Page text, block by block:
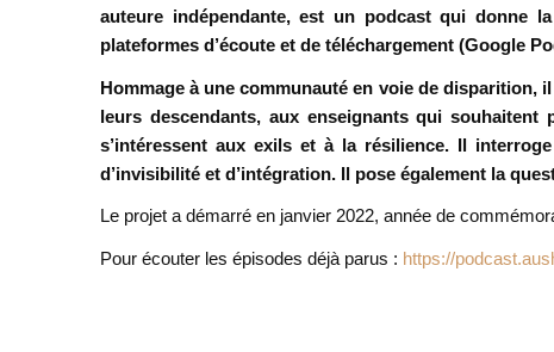
auteure indépendante, est un podcast qui donne
plateformes d’écoute et de téléchargement (Google
Hommage à une communauté en voie de disparition,
leurs descendants, aux enseignants qui
s’intéressent aux exils et à la résilience. Il
d’invisibilité et d’intégration. Il pose également la
Le projet a démarré en janvier 2022, année de
Pour écouter les épisodes déjà parus : https://